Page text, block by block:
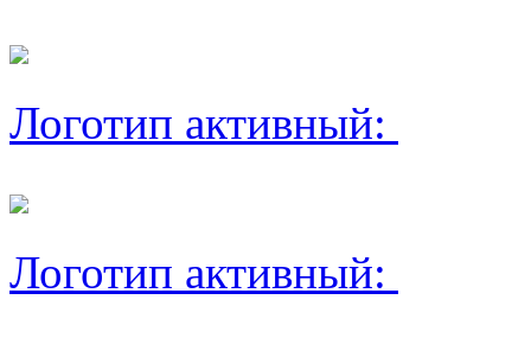
Логотип активный:
Логотип активный: